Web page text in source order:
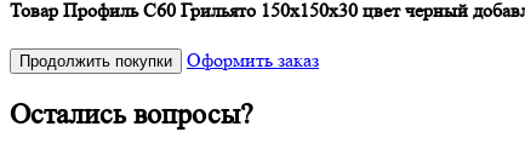
Товар Профиль С60 Грильято 150х150х30 цвет черный
Продолжить покупки Оформить заказ
Остались вопросы?